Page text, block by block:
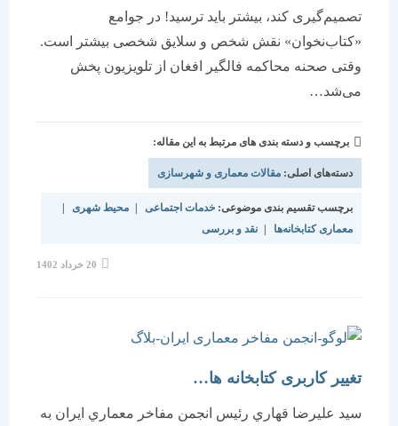
تصمیم‌گیری کند، بیشتر باید ترسید! در جوامع
«کتاب‌نخوان» نقش شخص و سلایق شخصی بیشتر است.
وقتی صحنه محاکمه فالگیر افغان از تلویزیون پخش
می‌شد…
برچسب و دسته بندی های مرتبط به این مقاله:
دسته‌های اصلی:مقالات معماری و شهرسازی
برچسب تقسیم بندی موضوعی:خدمات اجتماعی | محیط شهری |
معماری کتابخانه‌ها | نقد و بررسی
تغییر کاربری کتابخانه ها…
سيد عليرضا قهاري رئيس انجمن مفاخر معماري ايران به